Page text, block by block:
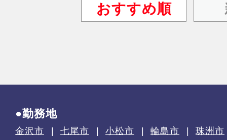
おすすめ順
●勤務地
金沢市 七尾市 小松市 輪島市
珠洲市